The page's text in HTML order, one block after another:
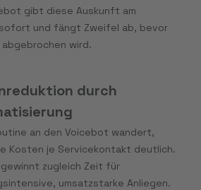
gibt diese Auskunft am
und fängt Zweifel ab, bevor
wird.
durch
an den Voicebot wandert,
Kosten je Servicekontakt deutlich.
gewinnt zugleich Zeit für
umsatzstarke Anliegen.